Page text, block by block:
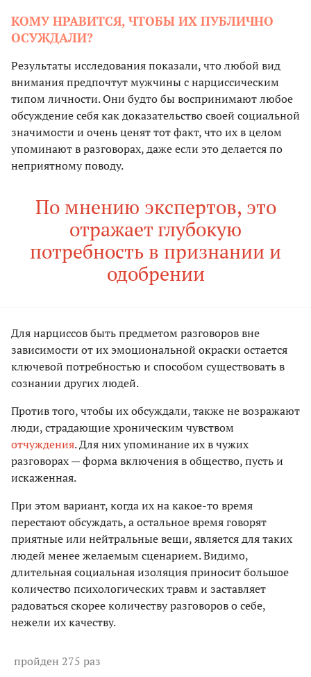
КОМУ НРАВИТСЯ, ЧТОБЫ ИХ ПУБЛИЧНО
ОСУЖДАЛИ?
Результаты исследования показали, что любой вид
внимания предпочтут мужчины с нарциссическим
типом личности. Они будто бы воспринимают любое
обсуждение себя как доказательство своей социальной
значимости и очень ценят тот факт, что их в целом
упоминают в разговорах, даже если это делается по
неприятному поводу.
По мнению экспертов, это
отражает глубокую
потребность в признании и
одобрении
Для нарциссов быть предметом разговоров вне
зависимости от их эмоциональной окраски остается
ключевой потребностью и способом существовать в
сознании других людей.
Против того, чтобы их обсуждали, также не возражают
люди, страдающие хроническим чувством
отчуждения. Для них упоминание их в чужих
разговорах — форма включения в общество, пусть и
искаженная.
При этом вариант, когда их на какое-то время
перестают обсуждать, а остальное время говорят
приятные или нейтральные вещи, является для таких
людей менее желаемым сценарием. Видимо,
длительная социальная изоляция приносит большое
количество психологических травм и заставляет
радоваться скорее количеству разговоров о себе,
нежели их качеству.
пройден 275 раз